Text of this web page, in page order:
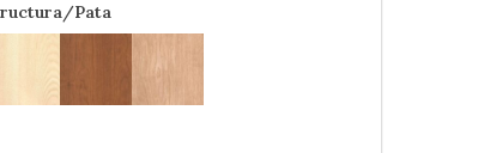
Pata